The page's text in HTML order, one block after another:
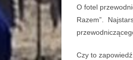
O fotel
Razem”.
Czy to